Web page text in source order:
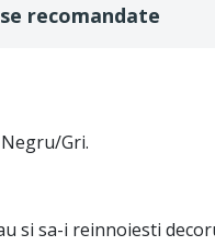
recomandate
Gri.
si sa-i reinnoiesti